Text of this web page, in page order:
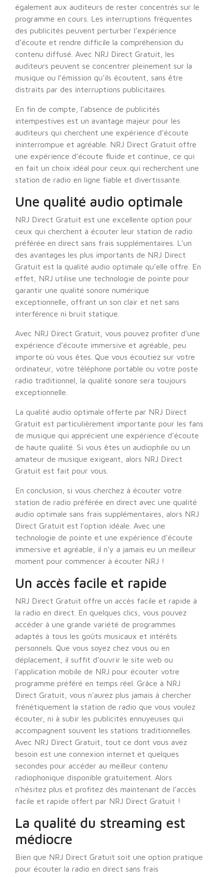
également aux auditeurs de rester concentrés sur le
programme en cours. Les interruptions fréquentes
des publicités peuvent perturber l’expérience
d’écoute et rendre difficile la compréhension du
contenu diffusé. Avec NRJ Direct Gratuit, les
auditeurs peuvent se concentrer pleinement sur la
musique ou l’émission qu’ils écoutent, sans être
distraits par des interruptions publicitaires.
En fin de compte, l’absence de publicités
intempestives est un avantage majeur pour les
auditeurs qui cherchent une expérience d’écoute
ininterrompue et agréable. NRJ Direct Gratuit offre
une expérience d’écoute fluide et continue, ce qui
en fait un choix idéal pour ceux qui recherchent une
station de radio en ligne fiable et divertissante.
Une qualité audio optimale
NRJ Direct Gratuit est une excellente option pour
ceux qui cherchent à écouter leur station de radio
préférée en direct sans frais supplémentaires. L’un
des avantages les plus importants de NRJ Direct
Gratuit est la qualité audio optimale qu’elle offre. En
effet, NRJ utilise une technologie de pointe pour
garantir une qualité sonore numérique
exceptionnelle, offrant un son clair et net sans
interférence ni bruit statique.
Avec NRJ Direct Gratuit, vous pouvez profiter d’une
expérience d’écoute immersive et agréable, peu
importe où vous êtes. Que vous écoutiez sur votre
ordinateur, votre téléphone portable ou votre poste
radio traditionnel, la qualité sonore sera toujours
exceptionnelle.
La qualité audio optimale offerte par NRJ Direct
Gratuit est particulièrement importante pour les fans
de musique qui apprécient une expérience d’écoute
de haute qualité. Si vous êtes un audiophile ou un
amateur de musique exigeant, alors NRJ Direct
Gratuit est fait pour vous.
En conclusion, si vous cherchez à écouter votre
station de radio préférée en direct avec une qualité
audio optimale sans frais supplémentaires, alors NRJ
Direct Gratuit est l’option idéale. Avec une
technologie de pointe et une expérience d’écoute
immersive et agréable, il n’y a jamais eu un meilleur
moment pour commencer à écouter NRJ !
Un accès facile et rapide
NRJ Direct Gratuit offre un accès facile et rapide à
la radio en direct. En quelques clics, vous pouvez
accéder à une grande variété de programmes
adaptés à tous les goûts musicaux et intérêts
personnels. Que vous soyez chez vous ou en
déplacement, il suffit d’ouvrir le site web ou
l’application mobile de NRJ pour écouter votre
programme préféré en temps réel. Grâce à NRJ
Direct Gratuit, vous n’aurez plus jamais à chercher
frénétiquement la station de radio que vous voulez
écouter, ni à subir les publicités ennuyeuses qui
accompagnent souvent les stations traditionnelles.
Avec NRJ Direct Gratuit, tout ce dont vous avez
besoin est une connexion internet et quelques
secondes pour accéder au meilleur contenu
radiophonique disponible gratuitement. Alors
n’hésitez plus et profitez dès maintenant de l’accès
facile et rapide offert par NRJ Direct Gratuit !
La qualité du streaming est
médiocre
Bien que NRJ Direct Gratuit soit une option pratique
pour écouter la radio en direct sans frais